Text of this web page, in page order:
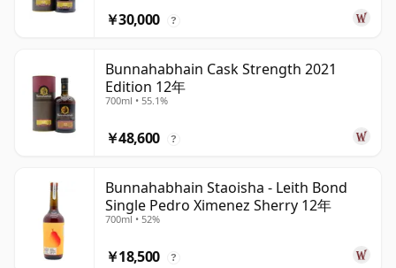
￥30,000 ?
Bunnahabhain Cask Strength 2021
Edition 12年
700ml • 55.1%
￥48,600 ?
Bunnahabhain Staoisha - Leith Bond
Single Pedro Ximenez Sherry 12年
700ml • 52%
￥18,500 ?